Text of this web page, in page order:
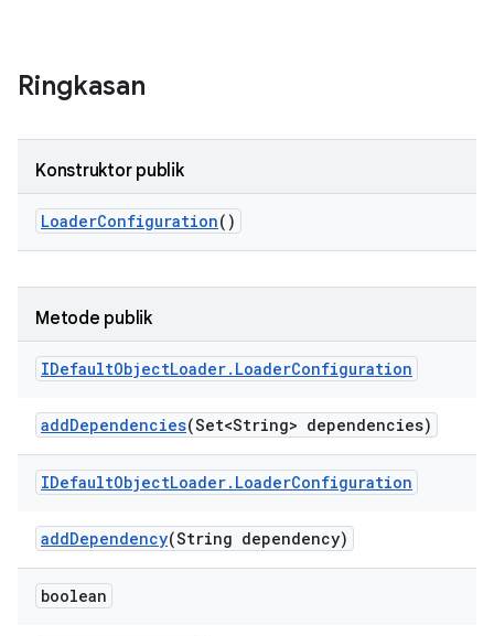
Ringkasan
Konstruktor publik
LoaderConfiguration()
Metode publik
IDefaultObjectLoader. LoaderConfiguration
addDependencies(Set<String> dependencies)
IDefaultObjectLoader. LoaderConfiguration
addDependency(String dependency)
boolean